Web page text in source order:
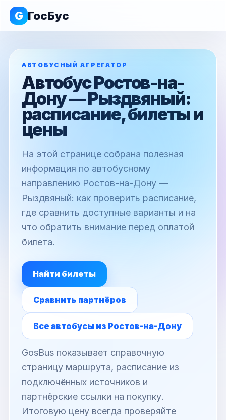
G ГосБус
АВТОБУСНЫЙ АГРЕГАТОР
Автобус Ростов-на-
Дону — Рыздвяный:
расписание, билеты и
цены
На этой странице собрана полезная
информация по автобусному
направлению Ростов-на-Дону —
Рыздвяный: как проверить расписание,
где сравнить доступные варианты и на
что обратить внимание перед оплатой
билета.
Найти билеты
Сравнить партнёров
Все автобусы из Ростов-на-Дону
GosBus показывает справочную
страницу маршрута, расписание из
подключённых источников и
партнёрские ссылки на покупку.
Итоговую цену всегда проверяйте